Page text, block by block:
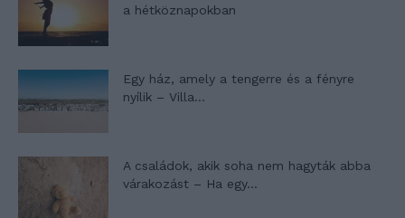
a hétköznapokban
Egy ház, amely a tengerre és a fényre
nyílik – Villa...
A családok, akik soha nem hagyták abba
várakozást – Ha egy...